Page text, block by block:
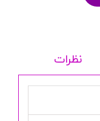
نظرات